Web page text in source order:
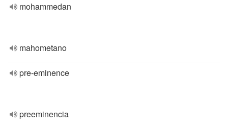
mohammedan
mahometano
pre-eminence
preeminencia